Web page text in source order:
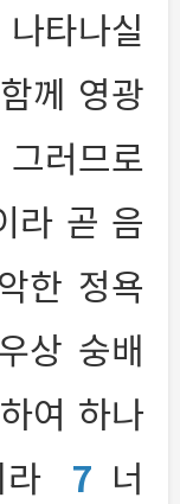
타나실
께 영광
그러므로
라 곧 음
한 정욕
상 숭배
여 하나
7 너